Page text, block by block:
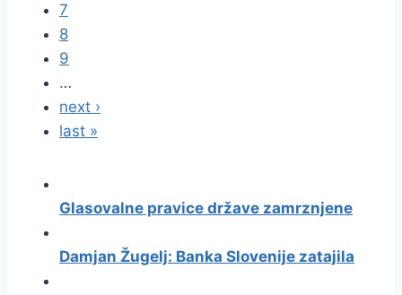
7
8
9
…
next ›
last »
Glasovalne pravice države zamrznjene
Damjan Žugelj: Banka Slovenije zatajila